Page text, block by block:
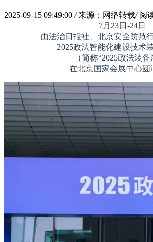
2025-09-15 09:49:00 / 来源：网络转载/ 阅
7月23日-24日
由法治日报社、北京安全防范
2025政法智能化建设技术
（简称“2025政法装备
在北京国家会展中心圆